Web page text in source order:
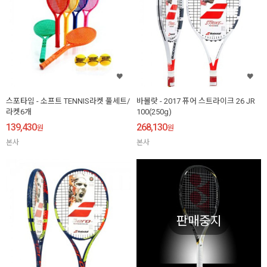
스포타임 - 소프트 TENNIS라켓 풀세트/
라켓6개
139,430원
본사
바볼랏 - 2017 퓨어 스트라이크 26 JR
100(250g)
268,130원
본사
판매중지